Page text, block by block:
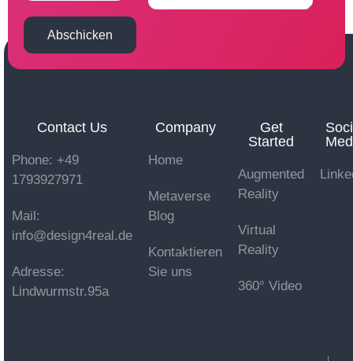
Abschicken
Contact Us
Phone: +49
1793927971
Mail:
info@design4real.de
Adresse:
Lindwurmstr.95a
Company
Home
Metaverse
Blog
Kontaktieren
Sie uns
Get
Started
Augmented
Reality
Virtual
Reality
360° Video